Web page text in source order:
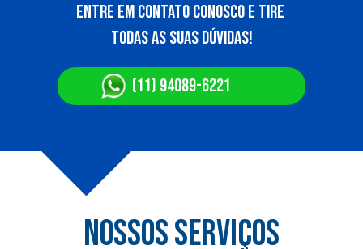
ENTRE EM CONTATO conosco E TIRE
TODAS AS SUAS DÚVIDAS!
(11) 94089-6221
nossos serviços